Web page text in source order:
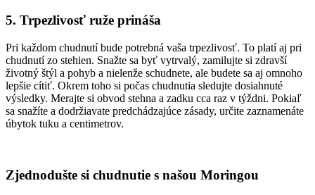
5. Trpezlivosť ruže prináša
Pri každom chudnutí bude potrebná vaša trpezlivosť. To platí aj pri
chudnutí zo stehien. Snažte sa byť vytrvalý, zamilujte si zdravší
životný štýl a pohyb a nielenže schudnete, ale budete sa aj omnoho
lepšie cítiť. Okrem toho si počas chudnutia sledujte dosiahnuté
výsledky. Merajte si obvod stehna a zadku cca raz v týždni. Pokiaľ
sa snažíte a dodržiavate predchádzajúce zásady, určite zaznamenáte
úbytok tuku a centimetrov.
Zjednodušte si chudnutie s našou Moringou